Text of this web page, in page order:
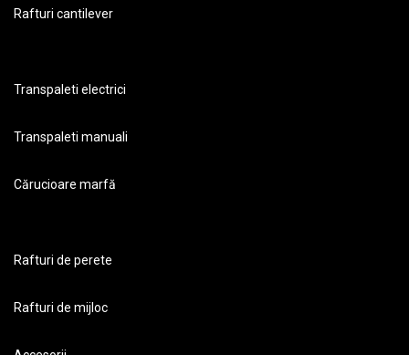
Rafturi cantilever
Transpaleti electrici
Transpaleti manuali
Cărucioare marfă
Rafturi de perete
Rafturi de mijloc